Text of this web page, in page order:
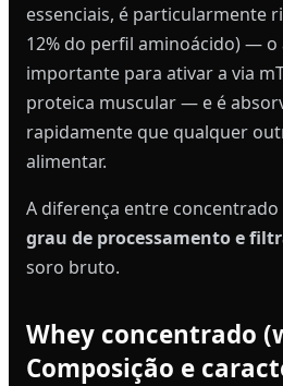
essenciais, é particularmente
12% do perfil aminoácido) — o
importante para ativar a via
proteica muscular — e é
rapidamente que qualquer
alimentar.
A diferença entre concentrado
grau de processamento e
soro bruto.
Whey concentrado
Composição e